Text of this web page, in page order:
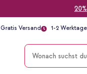
Gratis Versand 1-2
SUCHE